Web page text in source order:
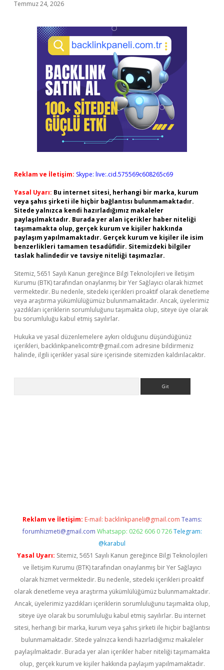
Temmuz 24, 2026
Reklam ve İletişim: Skype: live:.cid.575569c608265c69
Yasal Uyarı: Bu internet sitesi, herhangi bir marka, kurum
veya şahıs şirketi ile hiçbir bağlantısı bulunmamaktadır.
Sitede yalnızca kendi hazırladığımız makaleler
paylaşılmaktadır. Burada yer alan içerikler haber niteliği
taşımamakta olup, gerçek kurum ve kişiler hakkında
paylaşım yapılmamaktadır. Gerçek kurum ve kişiler ile isim
benzerlikleri tamamen tesadüfidir. Sitemizdeki bilgiler
taslak halindedir ve tavsiye niteliği taşımazlar.
Sitemiz, 5651 Sayılı Kanun gereğince Bilgi Teknolojileri ve İletişim
Kurumu (BTK) tarafından onaylanmış bir Yer Sağlayıcı olarak hizmet
vermektedir. Bu nedenle, sitedeki içerikleri proaktif olarak denetleme
veya araştırma yükümlülüğümüz bulunmamaktadır. Ancak, üyelerimiz
yazdıkları içeriklerin sorumluluğunu taşımakta olup, siteye üye olarak
bu sorumluluğu kabul etmiş sayılırlar.
Hukuka ve yasal düzenlemelere aykırı olduğunu düşündüğünüz
içerikleri, backlinkpanelicomtr@gmail.com adresine bildirmeniz
halinde, ilgili içerikler yasal süre içerisinde sitemizden kaldırılacaktır.
Reklam ve İletişim: E-mail: backlinkpaneli@gmail.com Teams:
forumhizmeti@gmail.com Whatsapp: 0262 606 0 726 Telegram:
@karabul
Yasal Uyarı: Sitemiz, 5651 Sayılı Kanun gereğince Bilgi Teknolojileri
ve İletişim Kurumu (BTK) tarafından onaylanmış bir Yer Sağlayıcı
olarak hizmet vermektedir. Bu nedenle, sitedeki içerikleri proaktif
olarak denetleme veya araştırma yükümlülüğümüz bulunmamaktadır.
Ancak, üyelerimiz yazdıkları içeriklerin sorumluluğunu taşımakta olup,
siteye üye olarak bu sorumluluğu kabul etmiş sayılırlar. Bu internet
sitesi, herhangi bir marka, kurum veya şahıs şirketi ile hiçbir bağlantısı
bulunmamaktadır. Sitede yalnızca kendi hazırladığımız makaleler
paylaşılmaktadır. Burada yer alan içerikler haber niteliği taşımamakta
olup, gerçek kurum ve kişiler hakkında paylaşım yapılmamaktadır.